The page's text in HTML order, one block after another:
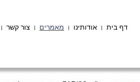
דף בית | אודותינו | מאמרים | צור קשר |